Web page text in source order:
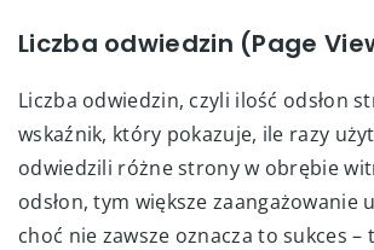
Liczba odwiedzin (Page
Liczba odwiedzin, czyli ilość odsłon
wskaźnik, który pokazuje, ile razy
odwiedzili różne strony w obrębie
odsłon, tym większe zaangażowanie
choć nie zawsze oznacza to sukces –